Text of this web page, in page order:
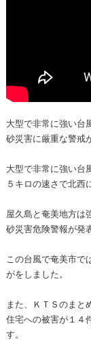
大型で非常に強い台
砂災害に厳重な警戒
大型で非常に強い台
５キロの速さで北西
屋久島と奄美地方は
砂災害危険警報が発
この台風で奄美市で
がをしました。
また、ＫＴＳのまと
住宅への被害が１４
す。